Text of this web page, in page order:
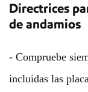
Directrices
de andamios
- Compruebe
incluidas las